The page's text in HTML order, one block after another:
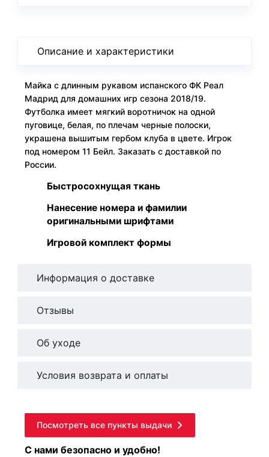
Описание и характеристики
Майка с длинным рукавом испанского ФК Реал
Мадрид для домашних игр сезона 2018/19.
Футболка имеет мягкий воротничок на одной
пуговице, белая, по плечам черные полоски,
украшена вышитым гербом клуба в цвете. Игрок
под номером 11 Бейл. Заказать с доставкой по
России.
Быстросохнущая ткань
Нанесение номера и фамилии
оригинальными шрифтами
Игровой комплект формы
Информация о доставке
Отзывы
Об уходе
Условия возврата и оплаты
Посмотреть все пункты выдачи
С нами безопасно и удобно!